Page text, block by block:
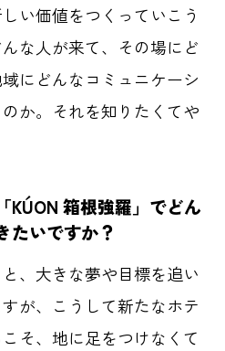
い価値をつくっていこう
な人が来て、その場にど
にどんなコミュニケーシ
か。それを知りたくてや
KÚON 箱根強羅」でどん
たいですか？
と、大きな夢や目標を追い
が、こうして新たなホテ
そ、地に足をつけなくて